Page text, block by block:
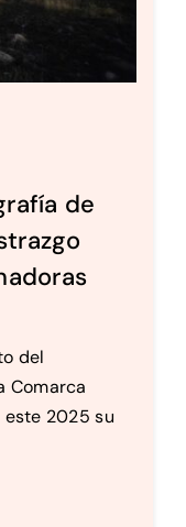
de
del
Comarca
2025 su